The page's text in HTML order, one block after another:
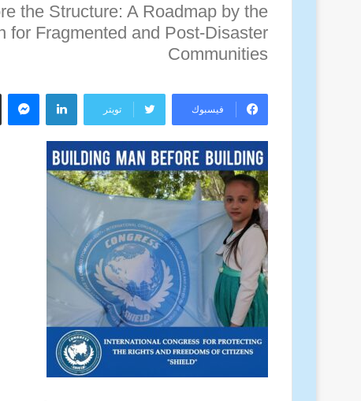
the Structure: A Roadmap by the
for Fragmented and Post-Disaster
Communities
فيسبوك تويتر
لينكدإن